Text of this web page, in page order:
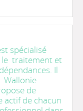
spécialisé
le traitement et
Il
Wallonie .
de
de chacun